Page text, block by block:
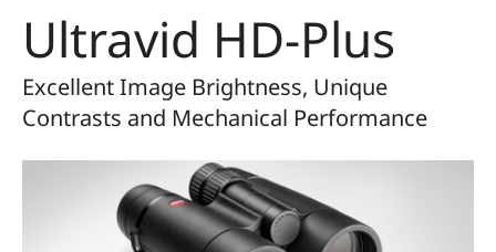
Ultravid HD-Plus
Excellent Image Brightness, Unique
Contrasts and Mechanical Performance